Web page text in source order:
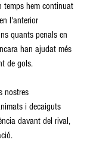
temps hem continuat
l'anterior
quants penals en
han ajudat més
de gols.
nostres
i decaiguts
davant del rival,